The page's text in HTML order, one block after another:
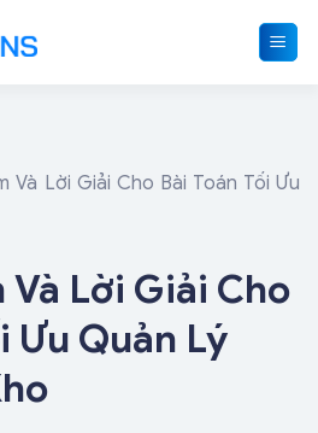
Và Lời Giải Cho Bài Toán Tối Ưu
Và Lời Giải Cho
Ưu Quản Lý